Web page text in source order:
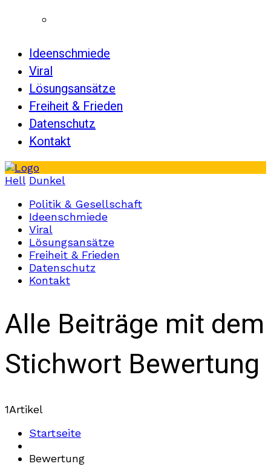
Ideenschmiede
Viral
Lösungsansätze
Freiheit & Frieden
Datenschutz
Kontakt
Hell Dunkel
Politik & Gesellschaft
Ideenschmiede
Viral
Lösungsansätze
Freiheit & Frieden
Datenschutz
Kontakt
Alle Beiträge mit dem
Stichwort Bewertung
1Artikel
Startseite
Bewertung